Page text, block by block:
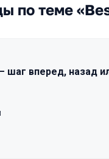
по теме
шаг вперед, назад